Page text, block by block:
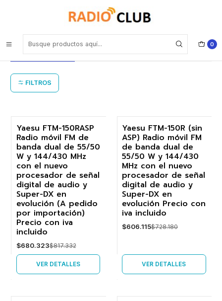
0
Equipos de radioaficionados HAM RADIO 50W Yaesu
Equipos de radioaficionados HAM
RADIO 50W Yaesu
FILTROS
-17%
Agotado
Yaesu FTM-150RASP
Radio móvil FM de
banda dual de 55/50
W y 144/430 MHz
con el nuevo
procesador de señal
digital de audio y
Super-DX en
evolución (A pedido
por importación)
Precio con iva
incluido
$680.323$817.332
VER DETALLES
-17%
Agotado
Yaesu FTM-150R (sin
ASP) Radio móvil FM
de banda dual de
55/50 W y 144/430
MHz con el nuevo
procesador de señal
digital de audio y
Super-DX en
evolución Precio con
iva incluido
$606.115$728.180
VER DETALLES